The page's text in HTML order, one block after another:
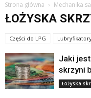
Strona główna Mechanika
ŁOŻYSKA
Części do LPG
Jaki
skrzyni
Łożyska